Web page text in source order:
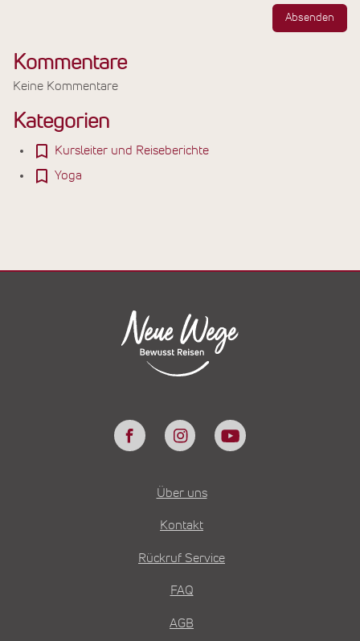
Absenden
Kommentare
Keine Kommentare
Kategorien
Kursleiter und Reiseberichte
Yoga
Über uns
Kontakt
Rückruf Service
FAQ
AGB